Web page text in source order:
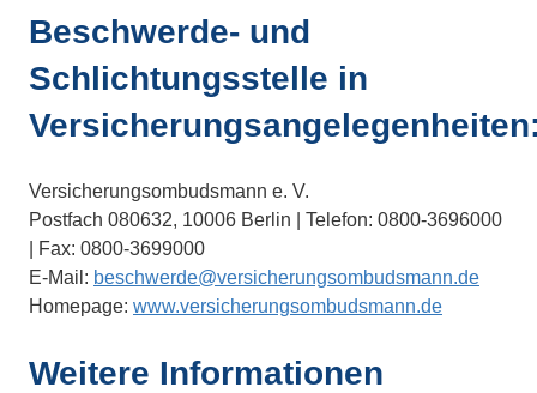
Beschwerde- und
Schlichtungsstelle in
Versicherungsombudsmann e. V.
Postfach 080632, 10006 Berlin | Telefon: 0800-3696000
| Fax: 0800-3699000
E-Mail: beschwerde@versicherungsombudsmann.de
Homepage: www.versicherungsombudsmann.de
Weitere Informationen